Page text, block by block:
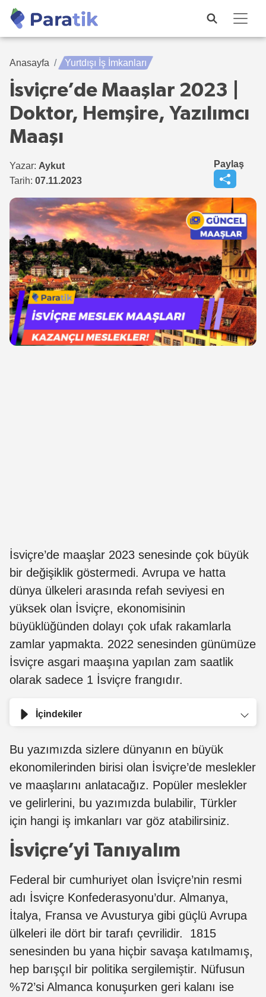
Anasayfa Yurtdışı İş İmkanları
İsviçre’de Maaşlar 2023 |
Doktor, Hemşire, Yazılımcı
Maaşı
Yazar: Aykut
Tarih: 07.11.2023
Paylaş
İsviçre’de maaşlar 2023 senesinde çok büyük
bir değişiklik göstermedi. Avrupa ve hatta
dünya ülkeleri arasında refah seviyesi en
yüksek olan İsviçre, ekonomisinin
büyüklüğünden dolayı çok ufak rakamlarla
zamlar yapmakta. 2022 senesinden günümüze
İsviçre asgari maaşına yapılan zam saatlik
olarak sadece 1 İsviçre frangıdır.
İçindekiler
Bu yazımızda sizlere dünyanın en büyük
ekonomilerinden birisi olan İsviçre’de meslekler
ve maaşlarını anlatacağız. Popüler meslekler
ve gelirlerini, bu yazımızda bulabilir, Türkler
için hangi iş imkanları var göz atabilirsiniz.
İsviçre’yi Tanıyalım
Federal bir cumhuriyet olan İsviçre’nin resmi
adı İsviçre Konfederasyonu’dur. Almanya,
İtalya, Fransa ve Avusturya gibi güçlü Avrupa
ülkeleri ile dört bir tarafı çevrilidir. 1815
senesinden bu yana hiçbir savaşa katılmamış,
hep barışçıl bir politika sergilemiştir. Nüfusun
%72’si Almanca konuşurken geri kalanı ise